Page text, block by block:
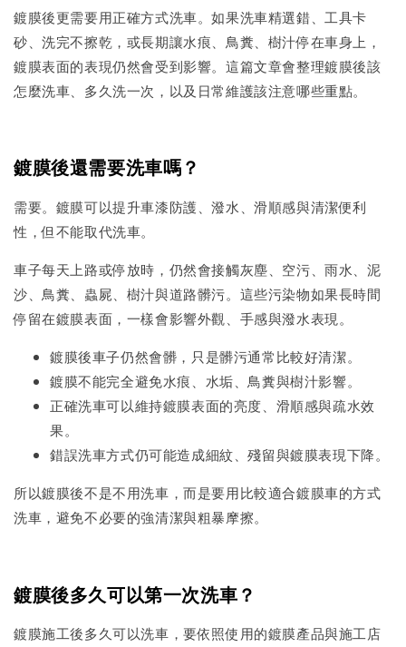
鍍膜後更需要用正確方式洗車。如果洗車精選錯、工具卡
砂、洗完不擦乾，或長期讓水痕、鳥糞、樹汁停在車身上，
鍍膜表面的表現仍然會受到影響。這篇文章會整理鍍膜後該
怎麼洗車、多久洗一次，以及日常維護該注意哪些重點。
鍍膜後還需要洗車嗎？
需要。鍍膜可以提升車漆防護、潑水、滑順感與清潔便利
性，但不能取代洗車。
車子每天上路或停放時，仍然會接觸灰塵、空污、雨水、泥
沙、鳥糞、蟲屍、樹汁與道路髒污。這些污染物如果長時間
停留在鍍膜表面，一樣會影響外觀、手感與潑水表現。
鍍膜後車子仍然會髒，只是髒污通常比較好清潔。
鍍膜不能完全避免水痕、水垢、鳥糞與樹汁影響。
正確洗車可以維持鍍膜表面的亮度、滑順感與疏水效
果。
錯誤洗車方式仍可能造成細紋、殘留與鍍膜表現下降。
所以鍍膜後不是不用洗車，而是要用比較適合鍍膜車的方式
洗車，避免不必要的強清潔與粗暴摩擦。
鍍膜後多久可以第一次洗車？
鍍膜施工後多久可以洗車，要依照使用的鍍膜產品與施工店